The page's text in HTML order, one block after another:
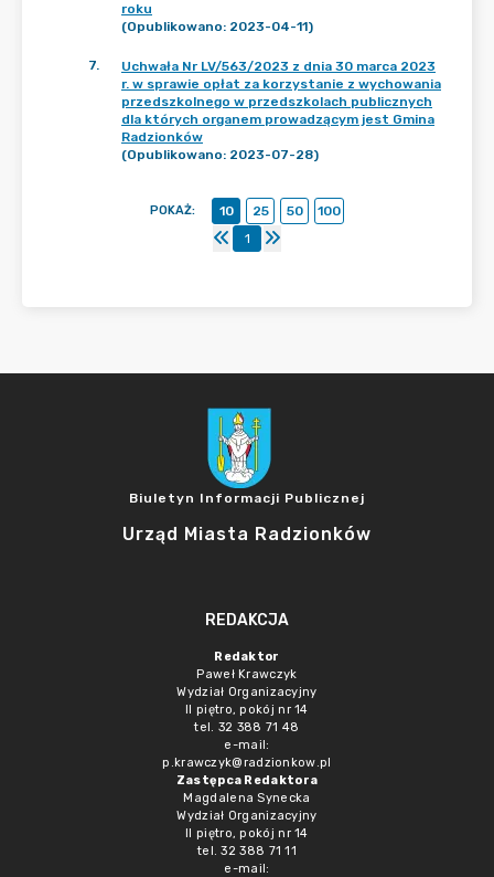
roku
(Opublikowano: 2023-04-11)
7.
Uchwała Nr LV/563/2023 z dnia 30 marca 2023
r. w sprawie opłat za korzystanie z wychowania
przedszkolnego w przedszkolach publicznych
dla których organem prowadzącym jest Gmina
Radzionków
(Opublikowano: 2023-07-28)
POKAŻ: 10 25 50
100
1
Biuletyn Informacji Publicznej
Urząd Miasta Radzionków
REDAKCJA
Redaktor
Paweł Krawczyk
Wydział Organizacyjny
II piętro, pokój nr 14
tel. 32 388 71 48
e-mail:
p.krawczyk@radzionkow.pl
Zastępca Redaktora
Magdalena Synecka
Wydział Organizacyjny
II piętro, pokój nr 14
tel. 32 388 71 11
e-mail: